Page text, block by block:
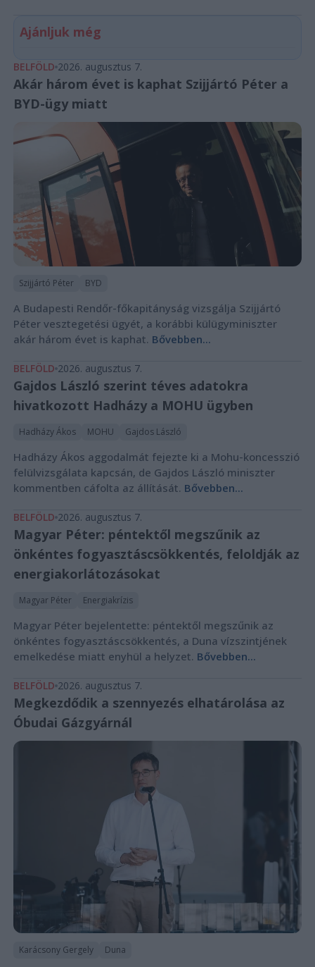
Ajánljuk még
BELFÖLD 2026. augusztus 7.
Akár három évet is kaphat Szijjártó Péter a
BYD-ügy miatt
Szijjártó Péter BYD
A Budapesti Rendőr-főkapitányság vizsgálja Szijjártó
Péter vesztegetési ügyét, a korábbi külügyminiszter
akár három évet is kaphat. Bővebben...
BELFÖLD 2026. augusztus 7.
Gajdos László szerint téves adatokra
hivatkozott Hadházy a MOHU ügyben
Hadházy Ákos MOHU Gajdos László
Hadházy Ákos aggodalmát fejezte ki a Mohu-koncesszió
felülvizsgálata kapcsán, de Gajdos László miniszter
kommentben cáfolta az állítását. Bővebben...
BELFÖLD 2026. augusztus 7.
Magyar Péter: péntektől megszűnik az
önkéntes fogyasztáscsökkentés, feloldják az
energiakorlátozásokat
Magyar Péter Energiakrízis
Magyar Péter bejelentette: péntektől megszűnik az
önkéntes fogyasztáscsökkentés, a Duna vízszintjének
emelkedése miatt enyhül a helyzet. Bővebben...
BELFÖLD 2026. augusztus 7.
Megkezdődik a szennyezés elhatárolása az
Óbudai Gázgyárnál
Karácsony Gergely Duna